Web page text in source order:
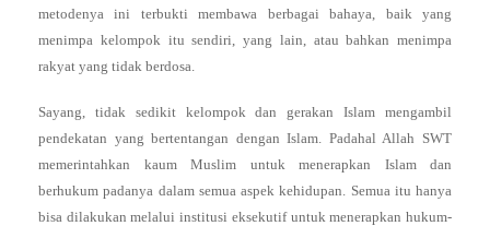
metodenya ini terbukti membawa berbagai bahaya, baik yang
menimpa kelompok itu sendiri, yang lain, atau bahkan menimpa
rakyat yang tidak berdosa.
Sayang, tidak sedikit kelompok dan gerakan Islam mengambil
pendekatan yang bertentangan dengan Islam. Padahal Allah SWT
memerintahkan kaum Muslim untuk menerapkan Islam dan
berhukum padanya dalam semua aspek kehidupan. Semua itu hanya
bisa dilakukan melalui institusi eksekutif untuk menerapkan hukum-